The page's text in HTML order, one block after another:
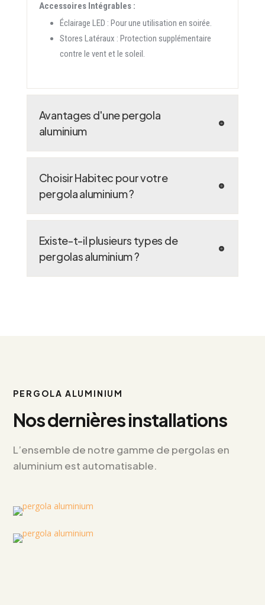
Accessoires Intégrables :
Éclairage LED : Pour une utilisation en soirée.
Stores Latéraux : Protection supplémentaire
contre le vent et le soleil.
Avantages d'une pergola
aluminium
Choisir Habitec pour votre
pergola aluminium ?
Existe-t-il plusieurs types de
pergolas aluminium ?
PERGOLA ALUMINIUM
Nos dernières installations
L’ensemble de notre gamme de pergolas en
aluminium est automatisable.